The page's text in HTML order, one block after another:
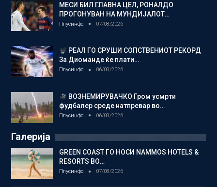
МЕСИ БИЛ ГЛАВНА ЦЕЛ, РОНАЛДО
ПРОГОНУВАН НА МУНДИЈАЛОТ…
Плусинфо 07/08/2026
РЕАЛ ГО СРУШИ СОПСТВЕНИОТ РЕКОРД
За Диоманде ќе плати…
Плусинфо 06/08/2026
ВОЗНЕМИРУВАЧКО Гром усмрти
фудбалер среде натпревар во…
Плусинфо 06/08/2026
Галерија
GREEN COAST ГО НОСИ NAMMOS HOTELS &
RESORTS ВО…
Плусинфо 07/08/2026